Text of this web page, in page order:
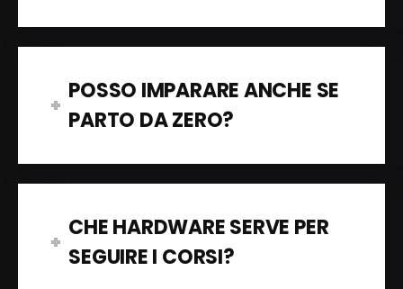
POSSO IMPARARE ANCHE SE
PARTO DA ZERO?
CHE HARDWARE SERVE PER
SEGUIRE I CORSI?